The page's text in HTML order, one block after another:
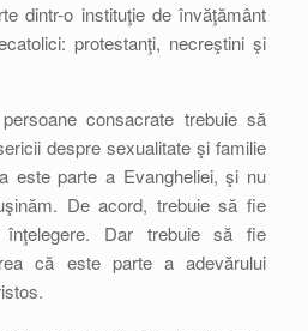
dintr-o instituţie de învăţământ
protestanţi, necreştini şi
consacrate trebuie să
despre sexualitate şi familie
este parte a Evangheliei, şi nu
De acord, trebuie să fie
Dar trebuie să fie
că este parte a adevărului